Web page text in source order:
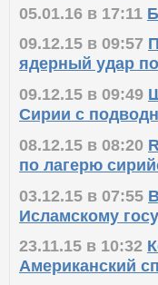
05.01.16 в 17:11
09.12.15 в 09:57
ядерный удар
09.12.15 в 09:49
Сирии с
08.12.15 в 08:20
по лагерю
03.12.15 в 07:55
Исламскому
23.11.15 в 10:32
Американский